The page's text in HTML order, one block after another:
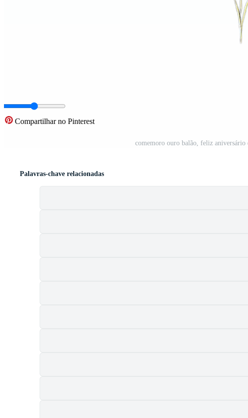
Compartilhar no Pinterest
comemoro ouro balão, feliz
Palavras-chave relacionadas